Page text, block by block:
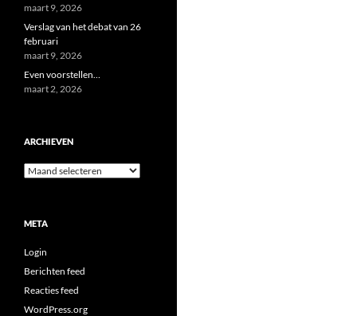
maart 9, 2026
Verslag van het debat van 26
februari
maart 9, 2026
Even voorstellen…
maart 2, 2026
ARCHIEVEN
Archieven
META
Login
Berichten feed
Reacties feed
WordPress.org